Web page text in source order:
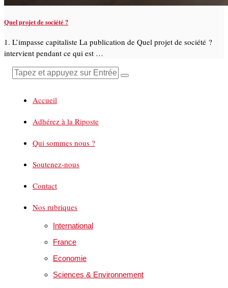
Quel projet de société ?
1. L’impasse capitaliste La publication de Quel projet de société ?
intervient pendant ce qui est …
Accueil
Adhérez à la Riposte
Qui sommes nous ?
Soutenez-nous
Contact
Nos rubriques
International
France
Economie
Sciences & Environnement